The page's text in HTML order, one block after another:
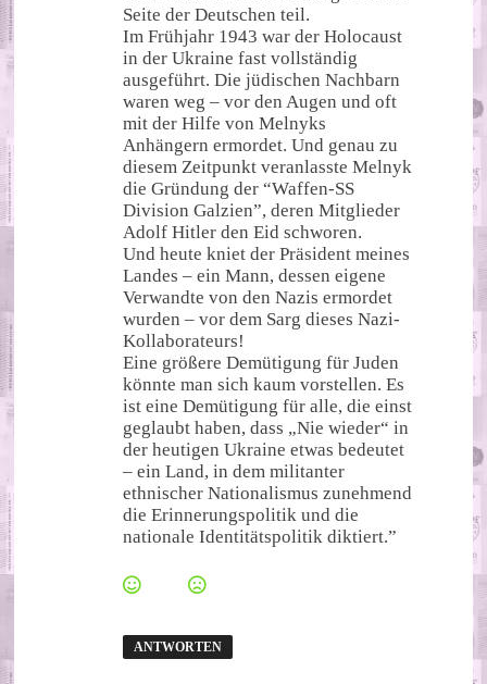
Seite der Deutschen teil.
Im Frühjahr 1943 war der Holocaust
in der Ukraine fast vollständig
ausgeführt. Die jüdischen Nachbarn
waren weg – vor den Augen und oft
mit der Hilfe von Melnyks
Anhängern ermordet. Und genau zu
diesem Zeitpunkt veranlasste Melnyk
die Gründung der “Waffen-SS
Division Galzien”, deren Mitglieder
Adolf Hitler den Eid schworen.
Und heute kniet der Präsident meines
Landes – ein Mann, dessen eigene
Verwandte von den Nazis ermordet
wurden – vor dem Sarg dieses Nazi-
Kollaborateurs!
Eine größere Demütigung für Juden
könnte man sich kaum vorstellen. Es
ist eine Demütigung für alle, die einst
geglaubt haben, dass „Nie wieder“ in
der heutigen Ukraine etwas bedeutet
– ein Land, in dem militanter
ethnischer Nationalismus zunehmend
die Erinnerungspolitik und die
nationale Identitätspolitik diktiert.”
ANTWORTEN